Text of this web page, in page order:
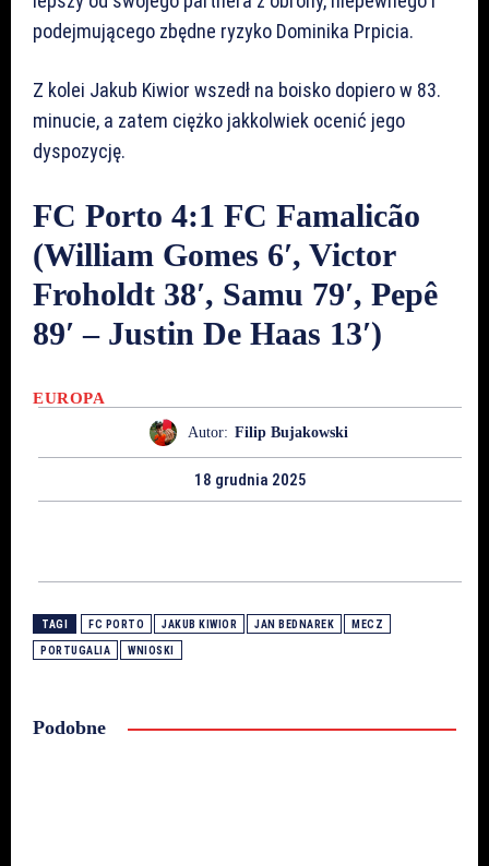
podejmującego zbędne ryzyko Dominika Prpicia.
Z kolei Jakub Kiwior wszedł na boisko dopiero w 83.
minucie, a zatem ciężko jakkolwiek ocenić jego
dyspozycję.
FC Porto 4:1 FC Famalicão
(William Gomes 6′, Victor
Froholdt 38′, Samu 79′, Pepê
89′ – Justin De Haas 13′)
EUROPA
Autor: Filip Bujakowski
18 grudnia 2025
TAGI FC PORTO JAKUB KIWIOR JAN BEDNAREK MECZ
PORTUGALIA WNIOSKI
Podobne